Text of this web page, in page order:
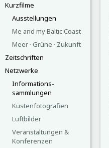
Kurzfilme
Ausstellungen
Me and my Baltic Coast
Meer · Grüne · Zukunft
Zeitschriften
Netzwerke
Informations-
sammlungen
Küstenfotografien
Luftbilder
Veranstaltungen &
Konferenzen